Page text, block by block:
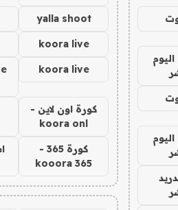
yalla shoot
koora live
koora live
كورة اون لاين -
koora onl
كورة 365 -
kooora 365